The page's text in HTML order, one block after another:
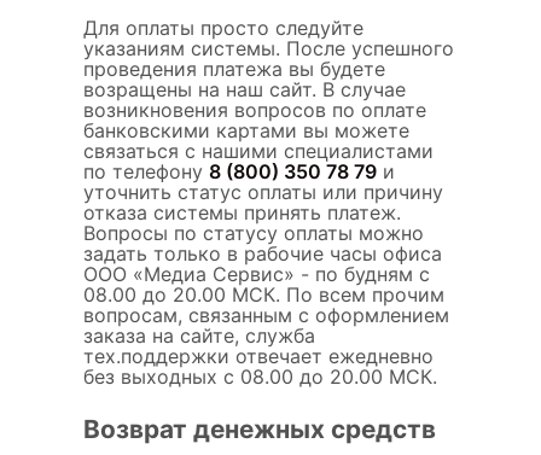
Для оплаты просто следуйте
указаниям системы. После успешного
проведения платежа вы будете
возращены на наш сайт. В случае
возникновения вопросов по оплате
банковскими картами вы можете
связаться с нашими специалистами
по телефону 8 (800) 350 78 79 и
уточнить статус оплаты или причину
отказа системы принять платеж.
Вопросы по статусу оплаты можно
задать только в рабочие часы офиса
ООО «Медиа Сервис» - по будням с
08.00 до 20.00 МСК. По всем прочим
вопросам, связанным с оформлением
заказа на сайте, служба
тех.поддержки отвечает ежедневно
без выходных с 08.00 до 20.00 МСК.
Возврат денежных средств